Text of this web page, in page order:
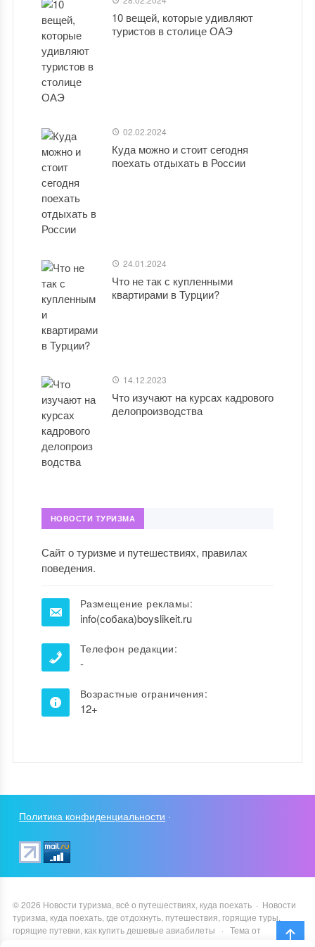
10 вещей, которые удивляют
туристов в столице ОАЭ
02.02.2024
Куда можно и стоит сегодня
поехать отдыхать в России
24.01.2024
Что не так с купленными
квартирами в Турции?
14.12.2023
Что изучают на курсах кадрового
делопроизводства
НОВОСТИ ТУРИЗМА
Сайт о туризме и путешествиях, правилах
поведения.
Размещение рекламы:
info(собака)boyslikeit.ru
Телефон редакции:
-
Возрастные ограничения:
12+
Политика конфиденциальности ·
©2026 Новости туризма, всё о путешествиях, куда поехать· Новости
туризма, куда поехать, где отдохнуть, путешествия, горящие туры,
горящие путевки, как купить дешевые авиабилеты
· Тема от